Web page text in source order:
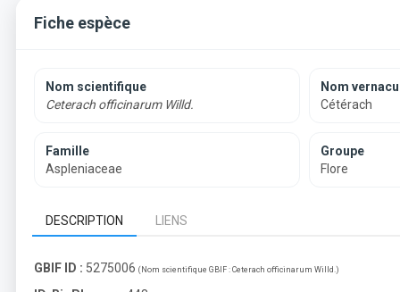
Fiche espèce
Nom scientifique
Ceterach officinarum Willd.
Nom
Cétérach
Famille
Aspleniaceae
Groupe
Flore
DESCRIPTION LIENS
GBIF ID : 5275006 (Nom scientifique GBIF : Ceterach officinarum Willd.)